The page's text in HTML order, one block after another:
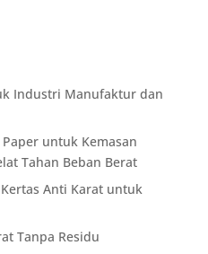
Industri Manufaktur dan
untuk Kemasan
Tahan Beban Berat
Anti Karat untuk
Tanpa Residu